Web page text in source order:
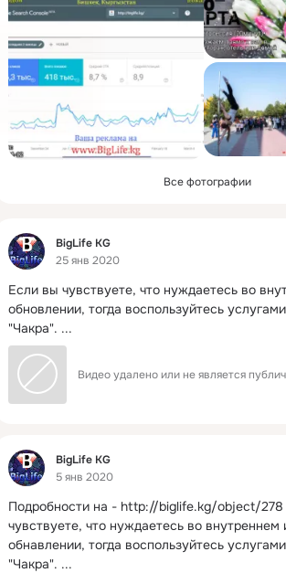
Все фотографии
Фид
BigLife KG
25 янв 2020
Если вы чувствуете, что нуждаетесь во
обновлении, тогда воспользуйтесь
"Чакра". ...
Видео удалено или не является
Фид
BigLife KG
5 янв 2020
Подробности на - http://biglife.kg/object/278
чувствуете, что нуждаетесь во
обнавлении, тогда воспользуйтесь
"Чакра". ...